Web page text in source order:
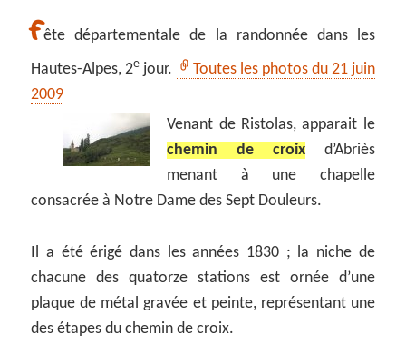
Fête départementale de la randonnée dans les
Hautes-Alpes, 2e jour.
Toutes les photos du 21 juin
2009
Venant de Ristolas, apparait le
chemin de croixd’Abriès
menant à une chapelle
consacrée à Notre Dame des Sept Douleurs.
Il a été érigé dans les années 1830 ; la niche de
chacune des quatorze stations est ornée d’une
plaque de métal gravée et peinte, représentant une
des étapes du chemin de croix.